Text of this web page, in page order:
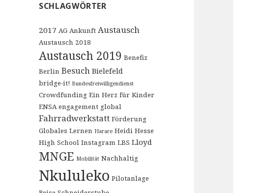
SCHLAGWÖRTER
2017 AG Ankunft Austausch
Austausch 2018
Austausch 2019 Benefiz
Berlin Besuch Bielefeld
bridge-it! Bundesfreiwilligendienst
Crowdfunding Ein Herz für Kinder
ENSA engagement global
Fahrradwerkstatt Förderung
Globales Lernen Harare Heidi Hesse
High School Instagram LBS Lloyd
MNGE Mobilität Nachhaltig
Nkululeko Pilotanlage